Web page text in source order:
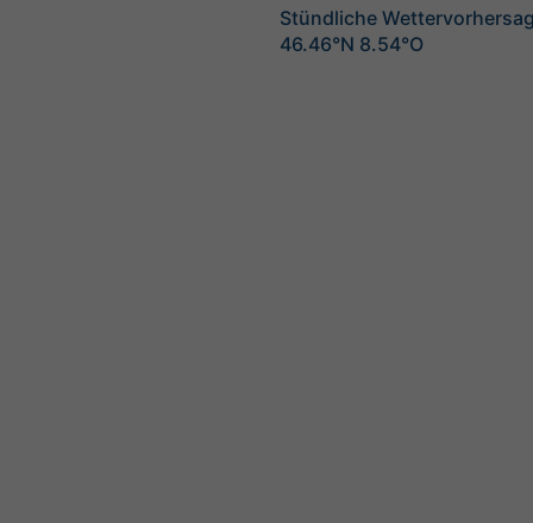
Stündliche
46.46°N 8.54°O